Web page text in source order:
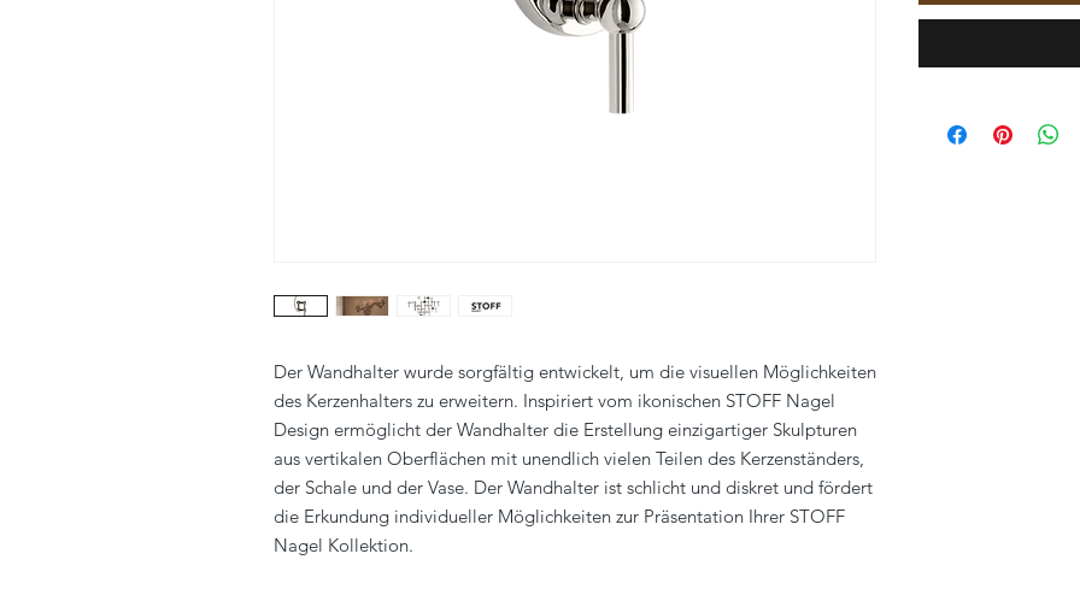
Der Wandhalter wurde sorgfältig entwickelt, um die visuellen Möglichkeiten
des Kerzenhalters zu erweitern. Inspiriert vom ikonischen STOFF Nagel
Design ermöglicht der Wandhalter die Erstellung einzigartiger Skulpturen
aus vertikalen Oberflächen mit unendlich vielen Teilen des Kerzenständers,
der Schale und der Vase. Der Wandhalter ist schlicht und diskret und fördert
die Erkundung individueller Möglichkeiten zur Präsentation Ihrer STOFF
Nagel Kollektion.